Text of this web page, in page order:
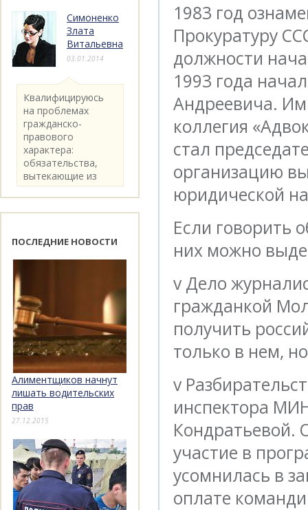
1983 год
Прокуратуру
должности
1993 года
Андреевича. Им
коллегия
стал
организацию
юридической
Если говорить
них можно
v Дело
гражданкой
получить
только в нем,
v
инспектора
Кондратьевой.
участие в
усомнилась в
оплате
Симоненко
Злата
Витальевна
03.01.2014
Квалифицируюсь
на проблемах
гражданско-
правового
характера:
обязательства,
вытекающие из
категории..
ПОСЛЕДНИЕ НОВОСТИ
Алиментщиков начнут
лишать водительских
прав
27.12.2015